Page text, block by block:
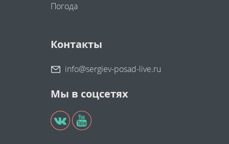
Погода
Контакты
info@sergiev-posad-live.ru
Мы в соцсетях